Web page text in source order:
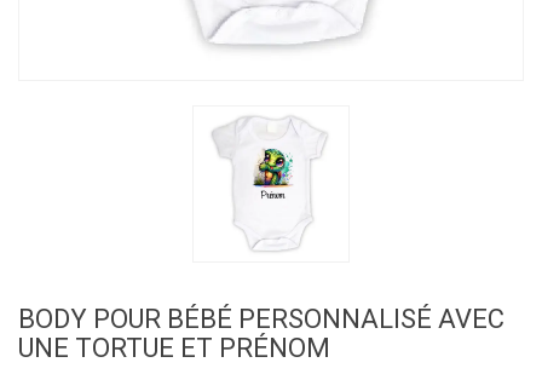
BODY POUR BÉBÉ PERSONNALISÉ AVEC
UNE TORTUE ET PRÉNOM